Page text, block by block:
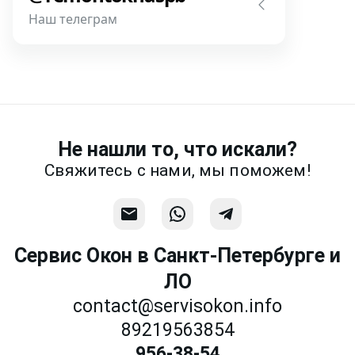
Наш телеграм
Связаться
Не нашли то, что искали?
Свяжитесь с нами, мы поможем!
Сервис Окон в Санкт-Петербурге и
ЛО
contact@servisokon.info
89219563854